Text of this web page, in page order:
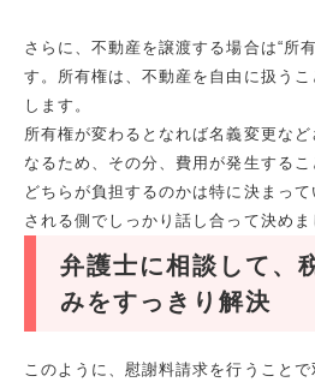
さらに、不動産を譲渡する場合は“所
す。所有権は、不動産を自由に扱う
します。
所有権が変わるとなれば名義変更な
なるため、その分、費用が発生する
どちらが負担するのかは特に決まっ
される側でしっかり話し合って決めま
弁護士に相談して、
みをすっきり解決
このように、慰謝料請求を行うこと